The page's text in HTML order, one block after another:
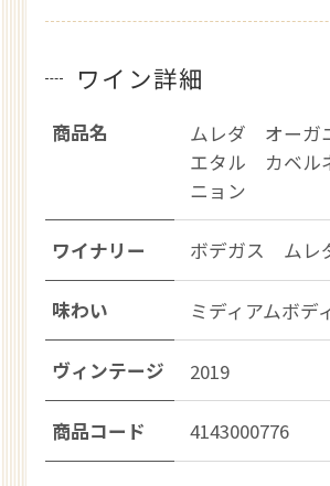
ワイン詳細
商品名
ムレダ オーガ
エタル カベル
ニョン
ワイナリー ボデガス ムレ
味わい ミディアムボデ
ヴィンテージ 2019
商品コード 4143000776